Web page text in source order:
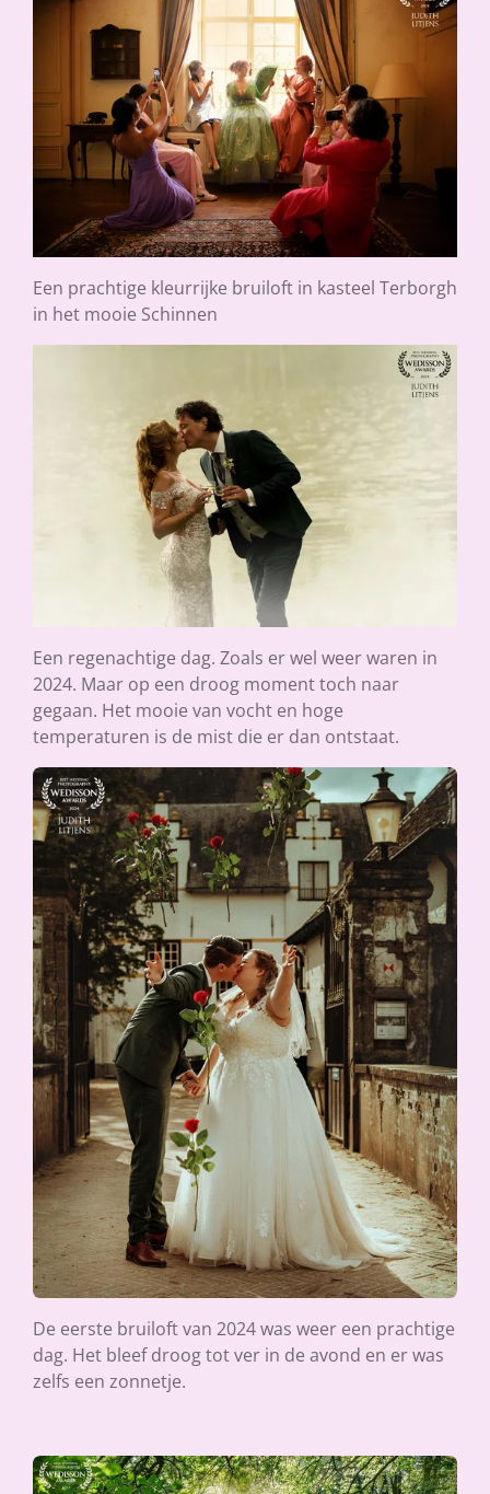
Een prachtige kleurrijke bruiloft in kasteel Terborgh
in het mooie Schinnen
Een regenachtige dag. Zoals er wel weer waren in
2024. Maar op een droog moment toch naar
gegaan. Het mooie van vocht en hoge
temperaturen is de mist die er dan ontstaat.
De eerste bruiloft van 2024 was weer een prachtige
dag. Het bleef droog tot ver in de avond en er was
zelfs een zonnetje.